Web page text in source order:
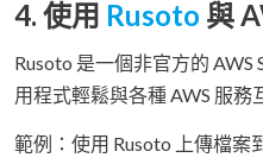
4. 使用 Rusoto 與
Rusoto 是一個非官方的 AWS
用程式輕鬆與各種 AWS 服務
範例：使用 Rusoto 上傳檔案